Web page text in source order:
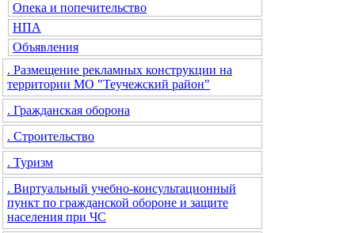
Опека и попечительство
НПА
Объявления
. Размещение рекламных конструкции на
территории МО "Теучежский район"
. Гражданская оборона
. Строительство
. Туризм
. Виртуальный учебно-консультационный
пункт по гражданской обороне и защите
населения при ЧС